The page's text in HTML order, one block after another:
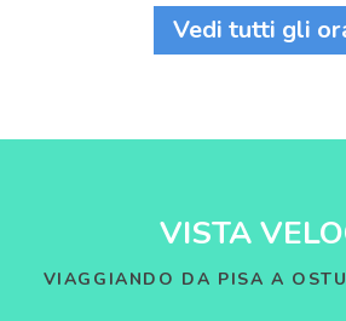
Vedi tutti gli
VISTA
VIAGGIANDO DA PISA A